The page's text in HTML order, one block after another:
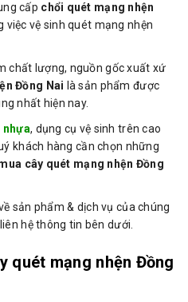
cấp chổi quét mạng nhện
việc vệ sinh quét mạng nhện
chất lượng, nguồn gốc xuất xứ
Đồng Nai là sản phẩm được
nhất hiện nay.
nhựa, dụng cụ vệ sinh trên cao
khách hàng cần chọn những
cây quét mạng nhện Đồng
sản phẩm & dịch vụ của chúng
hệ thông tin bên dưới.
quét mạng nhện Đồng